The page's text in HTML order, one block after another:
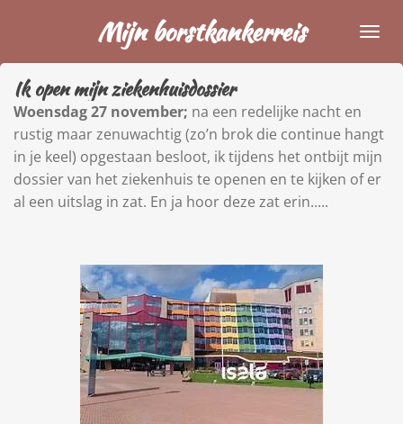
naar
de
hoofdinhoud
Mijn borstkankerreis
Ik open mijn ziekenhuisdossier
Woensdag 27 november; na een redelijke nacht en
rustig maar zenuwachtig (zo’n brok die continue hangt
in je keel) opgestaan besloot, ik tijdens het ontbijt mijn
dossier van het ziekenhuis te openen en te kijken of er
al een uitslag in zat. En ja hoor deze zat erin.....